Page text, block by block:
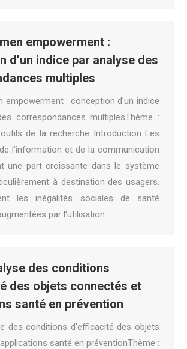
empowerment :
d’un indice par analyse des
multiples
empowerment : conception d'un indice
correspondances multiplesThème :
de la recherche Introduction Les
l’information et de la communication
une part croissante dans le système
à destination des usagers.
les inégalités sociales de santé
par l’utilisation…
des conditions
des objets connectés et
santé en prévention
des conditions d'efficacité des objets
santé en préventionThème :